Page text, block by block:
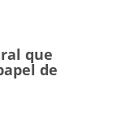
que
de